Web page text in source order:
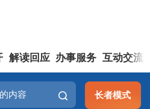
解读回应 办事服务 互动交流
长者模式